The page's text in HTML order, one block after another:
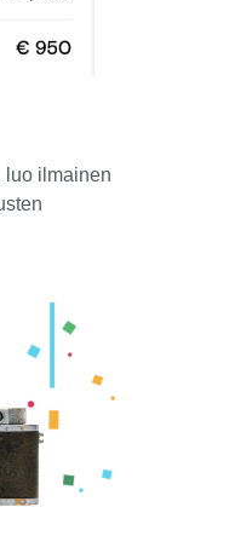
luo ilmainen